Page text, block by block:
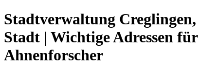
Stadtverwaltung Creglingen,
Stadt | Wichtige Adressen für
Ahnenforscher